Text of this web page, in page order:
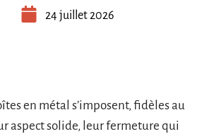
24 juillet 2026
en métal s’imposent, fidèles au
aspect solide, leur fermeture qui